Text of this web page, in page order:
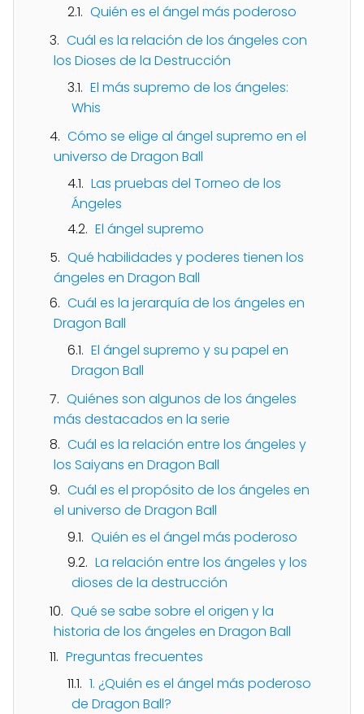
Quién es el ángel más poderoso
Cuál es la relación de los ángeles con
los Dioses de la Destrucción
El más supremo de los ángeles:
Whis
Cómo se elige al ángel supremo en el
universo de Dragon Ball
Las pruebas del Torneo de los
Ángeles
El ángel supremo
Qué habilidades y poderes tienen los
ángeles en Dragon Ball
Cuál es la jerarquía de los ángeles en
Dragon Ball
El ángel supremo y su papel en
Dragon Ball
Quiénes son algunos de los ángeles
más destacados en la serie
Cuál es la relación entre los ángeles y
los Saiyans en Dragon Ball
Cuál es el propósito de los ángeles en
el universo de Dragon Ball
Quién es el ángel más poderoso
La relación entre los ángeles y los
dioses de la destrucción
Qué se sabe sobre el origen y la
historia de los ángeles en Dragon Ball
Preguntas frecuentes
1. ¿Quién es el ángel más poderoso
de Dragon Ball?